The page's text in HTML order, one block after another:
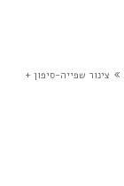
צינור שפייה-סיפון +